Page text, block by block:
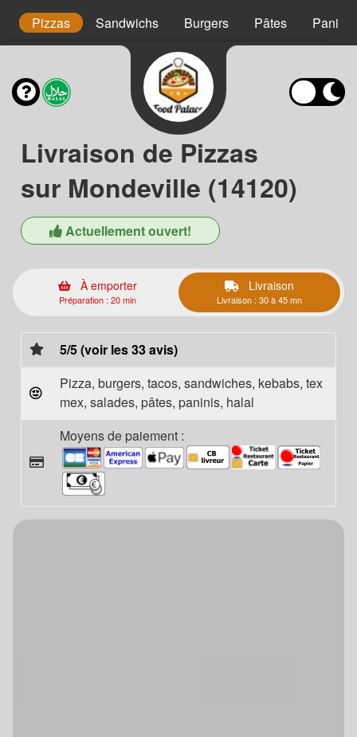
Pizzas Sandwichs Burgers Pâtes Paninis
Livraison de Pizzas
sur Mondeville (14120)
Actuellement ouvert!
À emporter
Préparation : 20 min
Livraison
Livraison : 30 à 45 mn
5/5 (voir les 33 avis)
Pizza, burgers, tacos, sandwiches, kebabs, tex
mex, salades, pâtes, paninis, halal
Moyens de paiement :